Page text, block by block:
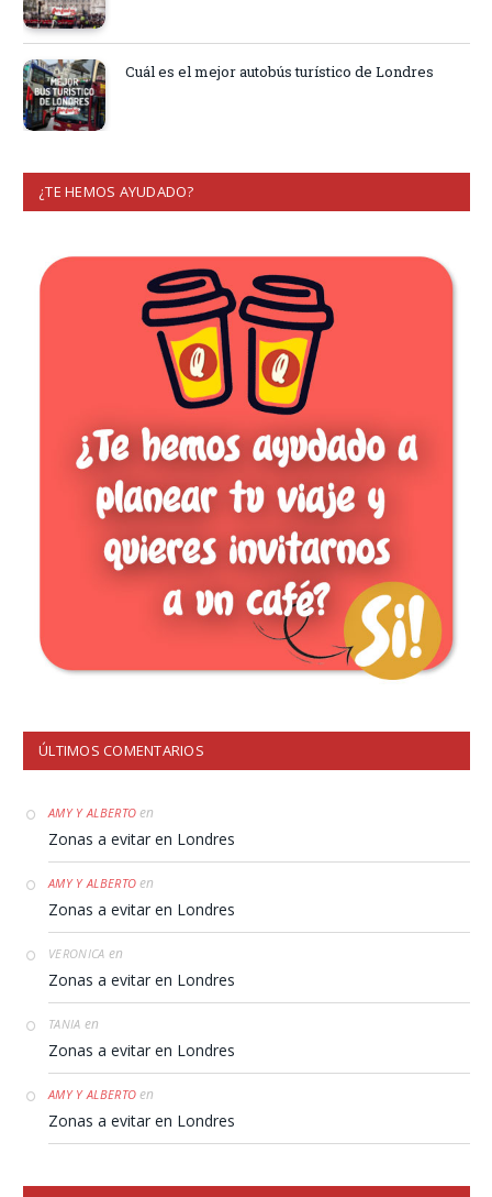
Cuál es el mejor autobús turístico de Londres
¿TE HEMOS AYUDADO?
ÚLTIMOS COMENTARIOS
AMY Y ALBERTO en
Zonas a evitar en Londres
AMY Y ALBERTO en
Zonas a evitar en Londres
VERONICA en
Zonas a evitar en Londres
TANIA en
Zonas a evitar en Londres
AMY Y ALBERTO en
Zonas a evitar en Londres